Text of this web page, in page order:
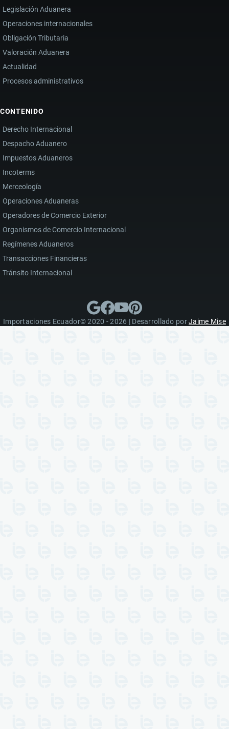
Legislación Aduanera
Operaciones internacionales
Obligación Tributaria
Valoración Aduanera
Actualidad
Procesos administrativos
CONTENIDO
Derecho Internacional
Despacho Aduanero
Impuestos Aduaneros
Incoterms
Merceología
Operaciones Aduaneras
Operadores de Comercio Exterior
Organismos de Comercio Internacional
Regímenes Aduaneros
Transacciones Financieras
Tránsito Internacional
Importaciones Ecuador© 2020 - 2026 | Desarrollado porJaime Mise